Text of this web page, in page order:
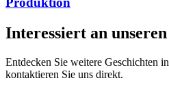
Interessiert an
Entdecken Sie weitere Geschichten
kontaktieren Sie uns direkt.